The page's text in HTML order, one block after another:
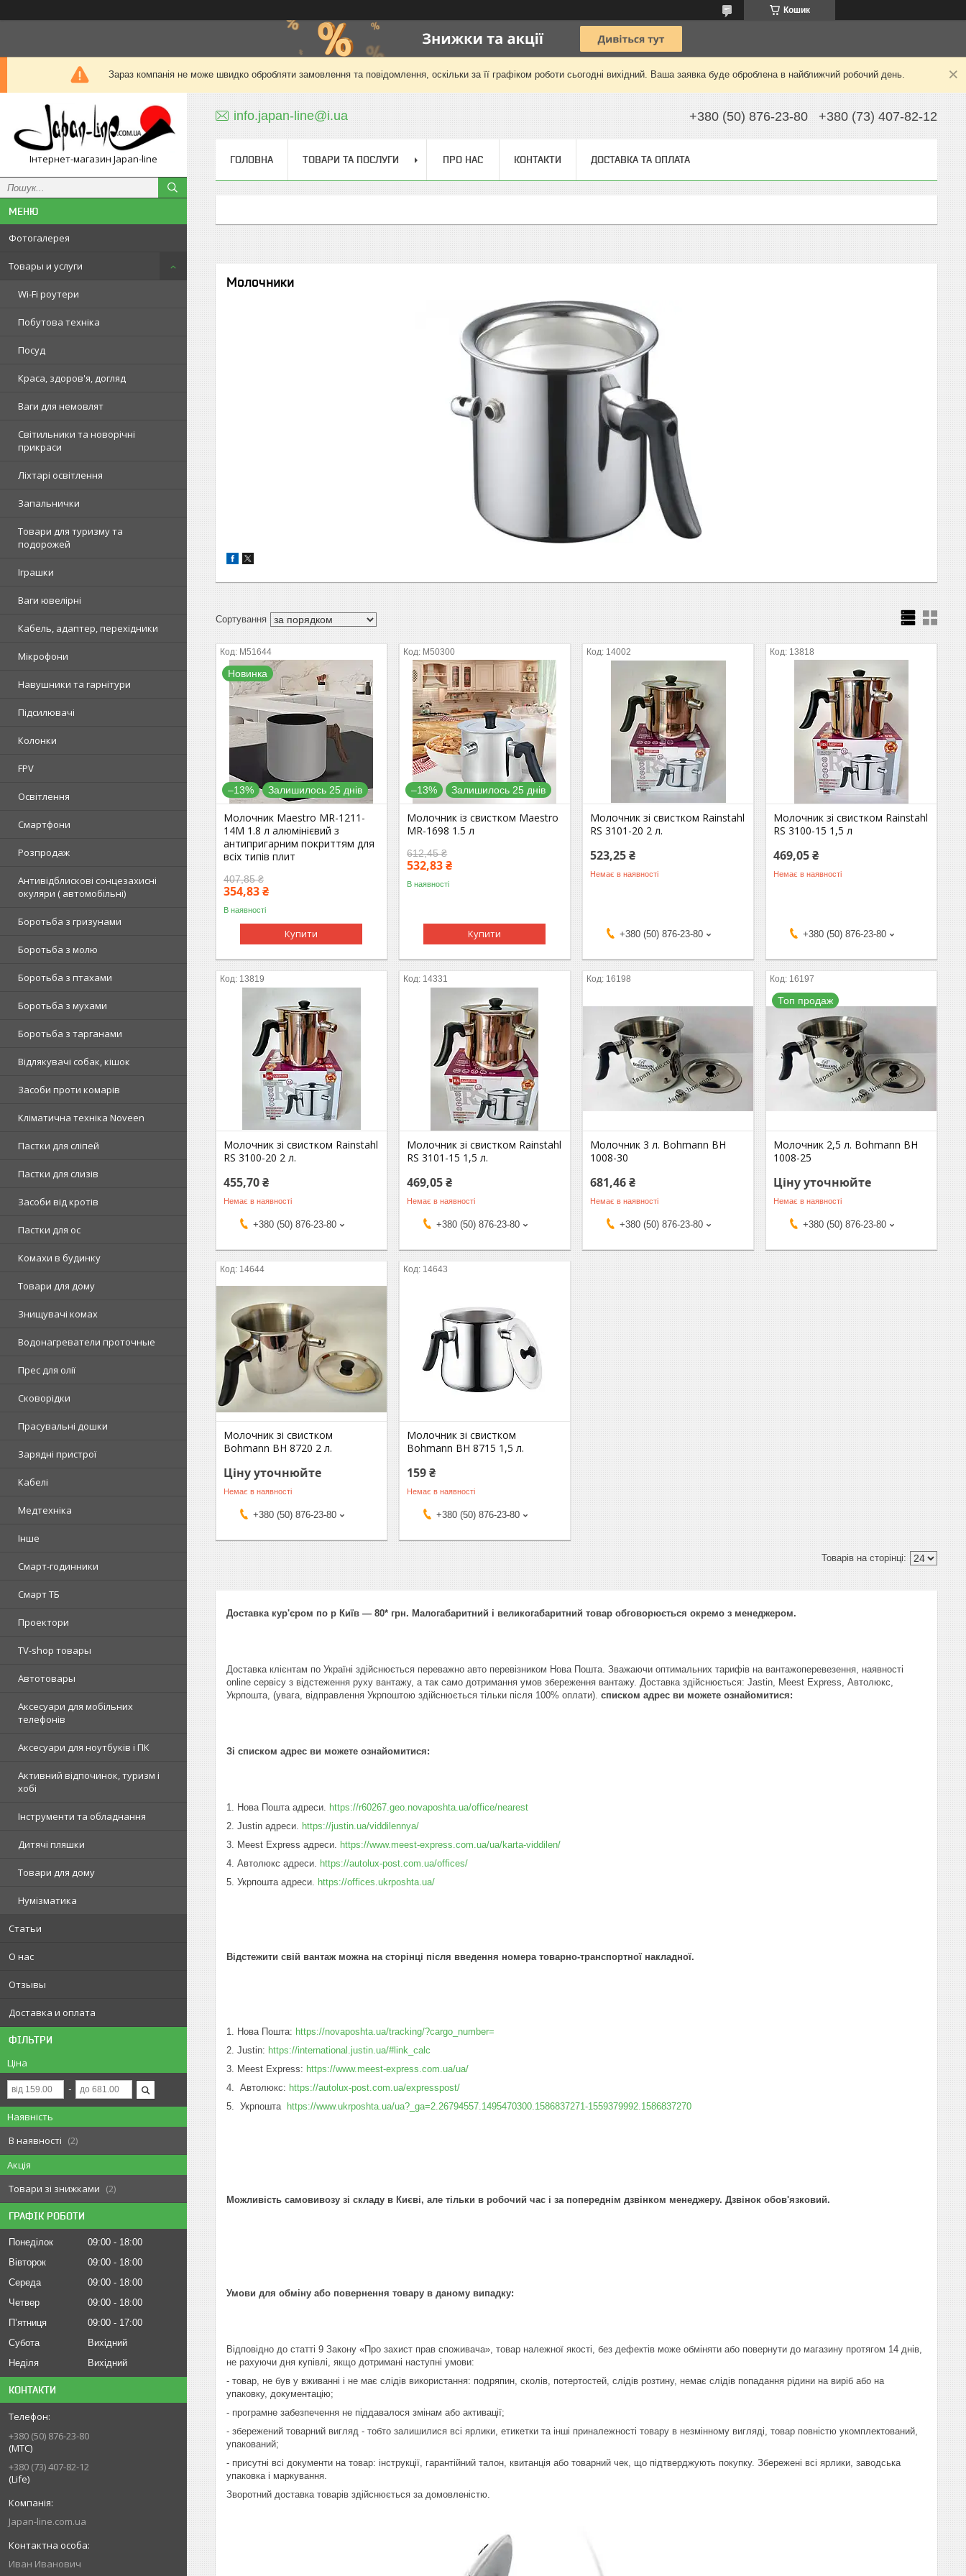
Кошик
Зараз компанія не може швидко обробляти замовлення та повідомлення, оскільки за її графіком роботи сьогодні вихідний. Ваша заявка буде оброблена в найближчий робочий день.
Інтернет-магазин Japan-line
Фотогалерея
Товары и услуги
Wi-Fi роутери
Побутова техніка
Посуд
Краса, здоров'я, догляд
Ваги для немовлят
Світильники та новорічні
прикраси
Ліхтарі освітлення
Запальнички
Товари для туризму та
подорожей
Іграшки
Ваги ювелірні
Кабель, адаптер, перехідники
Мікрофони
Навушники та гарнітури
Підсилювачі
Колонки
FPV
Освітлення
Смартфони
Розпродаж
Антивідблискові сонцезахисні
окуляри ( автомобільні)
Боротьба з гризунами
Боротьба з молю
Боротьба з птахами
Боротьба з мухами
Боротьба з тарганами
Відлякувачі собак, кішок
Засоби проти комарів
Кліматична техніка Noveen
Пастки для сліпей
Пастки для слизів
Засоби від кротів
Пастки для ос
Комахи в будинку
Товари для дому
Знищувачі комах
Водонагреватели проточные
Прес для олії
Сковорідки
Прасувальні дошки
Зарядні пристрої
Кабелі
Медтехніка
Інше
Смарт-годинники
Смарт ТБ
Проектори
TV-shop товары
Автотовары
Аксесуари для мобільних
телефонів
Аксесуари для ноутбуків і ПК
Активний відпочинок, туризм і
хобі
Інструменти та обладнання
Дитячі пляшки
Товари для дому
Нумізматика
Статьи
О нас
Отзывы
Доставка и оплата
ФІЛЬТРИ
Ціна
Наявність
В наявності
2
Акція
Товари зі знижками
2
ГРАФІК РОБОТИ
Понеділок 09:00
18:00
Вівторок
09:00
18:00
Середа
09:00
18:00
Четвер
09:00
18:00
Пʼятниця
09:00
17:00
Субота
Вихідний
Неділя
Вихідний
КОНТАКТИ
+380 (50) 876-23-80
(МТС)
+380 (73) 407-82-12
(Life)
Japan-line.com.ua
Иван Иванович
info.japan-line@i.ua +380 (50) 876-23-80 +380 (73) 407-82-12
ГОЛОВНА ТОВАРИ ТА ПОСЛУГИ ПРО НАС КОНТАКТИ ДОСТАВКА ТА ОПЛАТА
Молочники
М51644
Новинка
–13% Залишилось 25 днів
Молочник Maestro MR-1211-
14M 1.8 л алюмінієвий з
антипригарним покриттям для
всіх типів плит
407,85 ₴
354,83 ₴
В наявності
Купити
М50300
–13% Залишилось 25 днів
Молочник із свистком Maestro
MR-1698 1.5 л
612,45 ₴
532,83 ₴
В наявності
Купити
14002
Молочник зі свистком Rainstahl
RS 3101-20 2 л.
523,25 ₴
Немає в наявності
+380 (50) 876-23-80
13818
Молочник зі свистком Rainstahl
RS 3100-15 1,5 л
469,05 ₴
Немає в наявності
+380 (50) 876-23-80
13819
Молочник зі свистком Rainstahl
RS 3100-20 2 л.
455,70 ₴
Немає в наявності
+380 (50) 876-23-80
14331
Молочник зі свистком Rainstahl
RS 3101-15 1,5 л.
469,05 ₴
Немає в наявності
+380 (50) 876-23-80
16198
Молочник 3 л. Bohmann BH
1008-30
681,46 ₴
Немає в наявності
+380 (50) 876-23-80
16197
Топ продаж
Молочник 2,5 л. Bohmann BH
1008-25
Ціну уточнюйте
Немає в наявності
+380 (50) 876-23-80
14644
Молочник зі свистком
Bohmann BH 8720 2 л.
Ціну уточнюйте
Немає в наявності
+380 (50) 876-23-80
14643
Молочник зі свистком
Bohmann BH 8715 1,5 л.
159 ₴
Немає в наявності
+380 (50) 876-23-80
Доставка кур'єром по р Київ ― 80* грн. Малогабаритний і великогабаритний товар обговорюється окремо з менеджером.
Доставка клієнтам по Україні здійснюється переважно авто перевізником Нова Пошта. Зважаючи оптимальних тарифів на вантажоперевезення, наявності
online сервісу з відстеження руху вантажу, а так само дотримання умов збереження вантажу. Доставка здійснюється: Jastin, Meest Express, Автолюкс,
Укрпошта, (увага, відправлення Укрпоштою здійснюється тільки після 100% оплати). списком адрес ви можете ознайомитися:
Зі списком адрес ви можете ознайомитися:
1. Нова Пошта адреси. https://r60267.geo.novaposhta.ua/office/nearest
2. Justin адреси. https://justin.ua/viddilennya/
3. Meest Express адреси. https://www.meest-express.com.ua/ua/karta-viddilen/
4. Автолюкс адреси. https://autolux-post.com.ua/offices/
5. Укрпошта адреси. https://offices.ukrposhta.ua/
Відстежити свій вантаж можна на сторінці після введення номера товарно-транспортної накладної.
1. Нова Пошта: https://novaposhta.ua/tracking/?cargo_number=
2. Justin: https://international.justin.ua/#link_calc
3. Meest Express: https://www.meest-express.com.ua/ua/
4. Автолюкс: https://autolux-post.com.ua/expresspost/
5. Укрпошта https://www.ukrposhta.ua/ua?_ga=2.26794557.1495470300.1586837271-1559379992.1586837270
Можливість самовивозу зі складу в Києві, але тільки в робочий час і за попереднім дзвінком менеджеру. Дзвінок обов'язковий.
Умови для обміну або повернення товару в даному випадку:
Відповідно до статті 9 Закону «Про захист прав споживача», товар належної якості, без дефектів може обміняти або повернути до магазину протягом 14 днів,
не рахуючи дня купівлі, якщо дотримані наступні умови:
- товар, не був у вживанні і не має слідів використання: подряпин, сколів, потертостей, слідів розтину, немає слідів попадання рідини на виріб або на
упаковку, документацію;
- програмне забезпечення не піддавалося змінам або активації;
- збережений товарний вигляд - тобто залишилися всі ярлики, етикетки та інші приналежності товару в незмінному вигляді, товар повністю укомплектований,
упакований;
- присутні всі документи на товар: інструкції, гарантійний талон, квитанція або товарний чек, що підтверджують покупку. Збережені всі ярлики, заводська
упаковка і маркування.
Зворотний доставка товарів здійснюється за домовленістю.